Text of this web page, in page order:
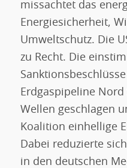
missachtet das
Energiesicherheit,
Umweltschutz. Die
zu Recht. Die
Erdgaspipeline
Wellen geschlagen
Koalition einhellige
Dabei reduzierte
in den deutschen